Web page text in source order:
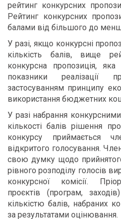
рейтинг конкурсних
Рейтинг конкурсних
балами від більшого до
У разі, якщо конкурсні
кількість балів, вище
конкурсна пропозиція,
показники реалізації
застосуванням принципу
використання бюджетних
У разі набрання
кількості балів рішення
конкурсу приймається
відкритого голосування.
свою думку щодо
рівного розподілу голосів
конкурсної комісії.
проєктів (програм,
кількістю балів, набраних
за результатами оцінювання.